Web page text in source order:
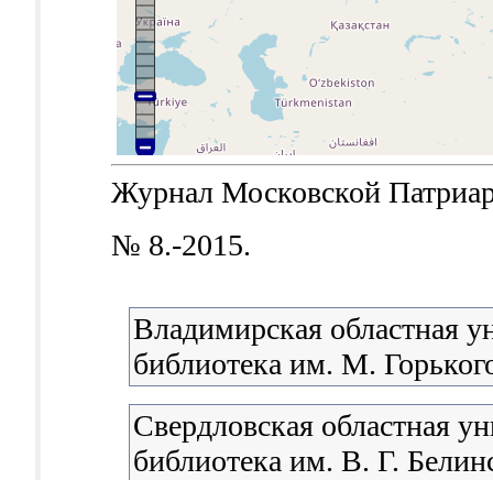
Журнал Московской
№ 8.-2015.
Владимирская областная
библиотека им. М.
Свердловская областная
библиотека им. В. Г.